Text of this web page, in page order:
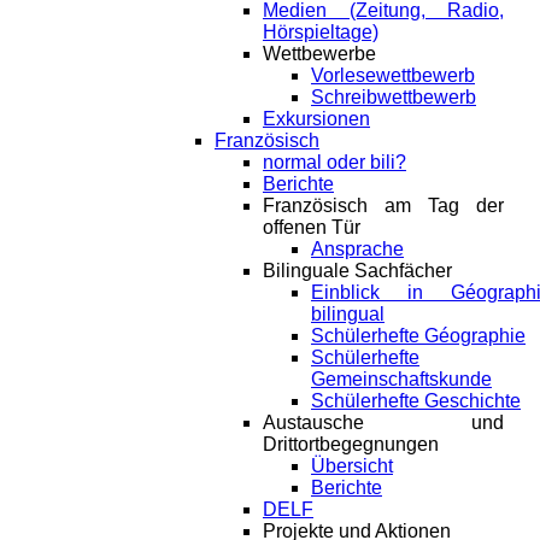
Medien (Zeitung, Radio,
Hörspieltage)
Wettbewerbe
Vorlesewettbewerb
Schreibwettbewerb
Exkursionen
Französisch
normal oder bili?
Berichte
Französisch am Tag der
offenen Tür
Ansprache
Bilinguale Sachfächer
Einblick in
bilingual
Schülerhefte Géographie
Schülerhefte
Gemeinschaftskunde
Schülerhefte Geschichte
Austausche und
Drittortbegegnungen
Übersicht
Berichte
DELF
Projekte und Aktionen